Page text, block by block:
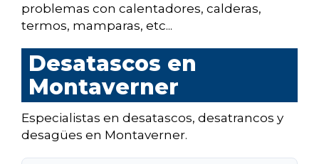
problemas con calentadores, calderas,
termos, mamparas, etc...
Desatascos en
Montaverner
Especialistas en desatascos, desatrancos y
desagües en Montaverner.